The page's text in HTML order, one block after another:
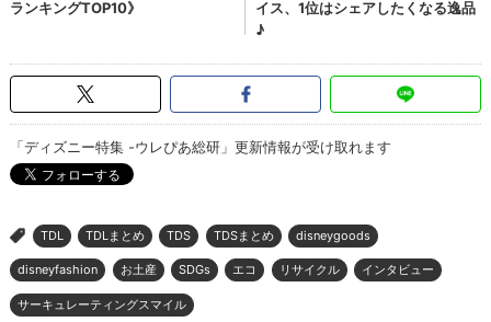
「ディズニー特集 -ウレぴあ総研」更新情報が受け取れます
> TDL TDLまとめ TDS TDSまとめ disneygoods
disneyfashion お土産 SDGs エコ リサイクル インタビュー
サーキュレーティングスマイル